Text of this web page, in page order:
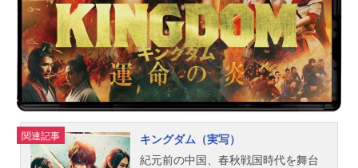
関連記事
キングダム（実写）
紀元前の中国、春秋戦国時代を舞台